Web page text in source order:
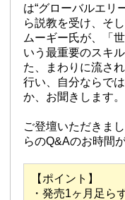
は“グローバルエリ
ら説教を受け、そ
ムーギー氏が、「
いう最重要のスキ
た、まわりに流さ
行い、自分ならで
か、お聞きします。
ご登壇いただきま
らのQ&Aのお時間
【ポイント】
・発売1ヶ月足ら